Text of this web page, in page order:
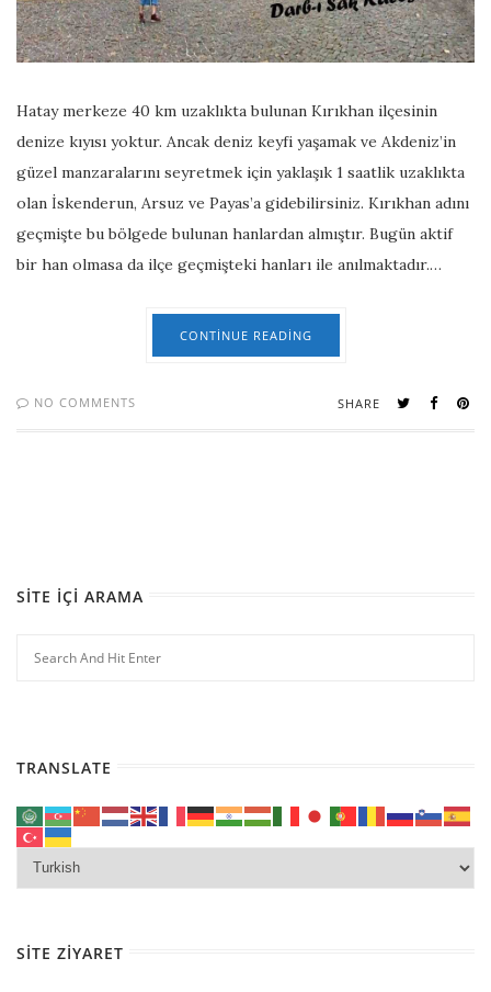
Hatay merkeze 40 km uzaklıkta bulunan Kırıkhan ilçesinin
denize kıyısı yoktur. Ancak deniz keyfi yaşamak ve Akdeniz’in
güzel manzaralarını seyretmek için yaklaşık 1 saatlik uzaklıkta
olan İskenderun, Arsuz ve Payas’a gidebilirsiniz. Kırıkhan adını
geçmişte bu bölgede bulunan hanlardan almıştır. Bugün aktif
bir han olmasa da ilçe geçmişteki hanları ile anılmaktadır.…
CONTINUE READING
NO COMMENTS SHARE
SITE İÇI ARAMA
TRANSLATE
SITE ZIYARET